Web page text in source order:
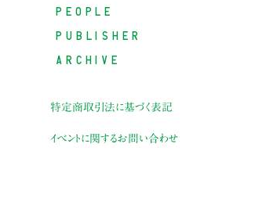
PEOPLE
PUBLISHER
ARCHIVE
特定商取引法に基づく表記
イベントに関するお問い合わせ